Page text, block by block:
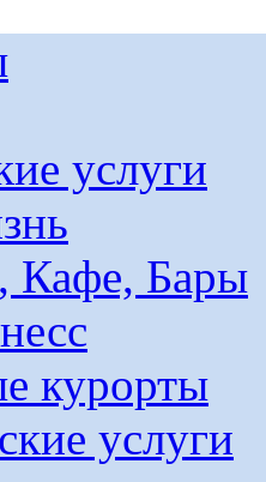
услуги
Кафе, Бары
курорты
услуги